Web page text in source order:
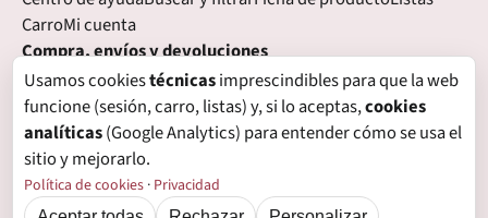
CarroMi cuenta
Compra, envíos y devoluciones
Condiciones de compraFormas de pagoGastos de envío
Plazos de entregaDevolucionesGarantía
Legal
Aviso legalPrivacidad
Política de cookiesPreferencias de cookies
Usamos cookiestécnicasimprescindibles para que la web
funcione (sesión, carro, listas) y, si lo aceptas,cookies
analíticas(Google Analytics) para entender cómo se usa el
sitio y mejorarlo.
Política de cookies · Privacidad